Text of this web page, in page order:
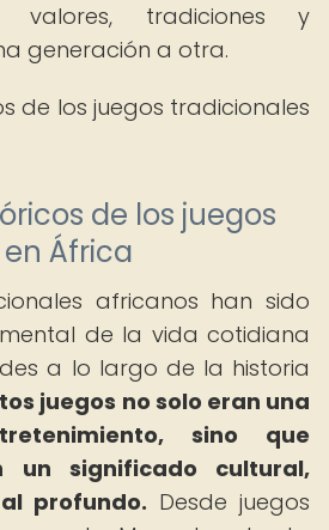
valores, tradiciones y
generación a otra.
de los juegos tradicionales
de los juegos
África
africanos han sido
de la vida cotidiana
a lo largo de la historia
juegos no solo eran una
sino que
un significado cultural,
profundo. Desde juegos